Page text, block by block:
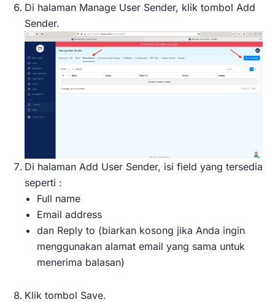
Di halaman Manage User Sender, klik tombol Add
Sender.
Di halaman Add User Sender, isi field yang tersedia
seperti :
Full name
Email address
dan Reply to (biarkan kosong jika Anda ingin
menggunakan alamat email yang sama untuk
menerima balasan)
Klik tombol Save.